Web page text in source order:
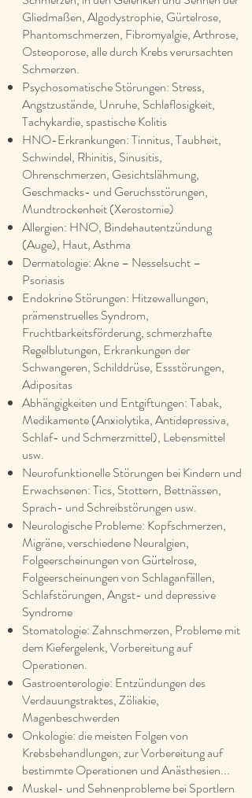
Gliedmaßen, Algodystrophie, Gürtelrose,
Phantomschmerzen, Fibromyalgie, Arthrose,
Osteoporose, alle durch Krebs verursachten
Schmerzen.
Psychosomatische Störungen: Stress,
Angstzustände, Unruhe, Schlaflosigkeit,
Tachykardie, spastische Kolitis
HNO-Erkrankungen: Tinnitus, Taubheit,
Schwindel, Rhinitis, Sinusitis,
Ohrenschmerzen, Gesichtslähmung,
Geschmacks- und Geruchsstörungen,
Mundtrockenheit (Xerostomie)
Allergien: HNO, Bindehautentzündung
(Auge), Haut, Asthma
Dermatologie: Akne – Nesselsucht –
Psoriasis
Endokrine Störungen: Hitzewallungen,
prämenstruelles Syndrom,
Fruchtbarkeitsförderung, schmerzhafte
Regelblutungen, Erkrankungen der
Schwangeren, Schilddrüse, Essstörungen,
Adipositas
Abhängigkeiten und Entgiftungen: Tabak,
Medikamente (Anxiolytika, Antidepressiva,
Schlaf- und Schmerzmittel), Lebensmittel
usw.
Neurofunktionelle Störungen bei Kindern und
Erwachsenen: Tics, Stottern, Bettnässen,
Sprach- und Schreibstörungen usw.
Neurologische Probleme: Kopfschmerzen,
Migräne, verschiedene Neuralgien,
Folgeerscheinungen von Gürtelrose,
Folgeerscheinungen von Schlaganfällen,
Schlafstörungen, Angst- und depressive
Syndrome
Stomatologie: Zahnschmerzen, Probleme mit
dem Kiefergelenk, Vorbereitung auf
Operationen.
Gastroenterologie: Entzündungen des
Verdauungstraktes, Zöliakie,
Magenbeschwerden
Onkologie: die meisten Folgen von
Krebsbehandlungen, zur Vorbereitung auf
bestimmte Operationen und Anästhesien...
Muskel- und Sehnenprobleme bei Sportlern